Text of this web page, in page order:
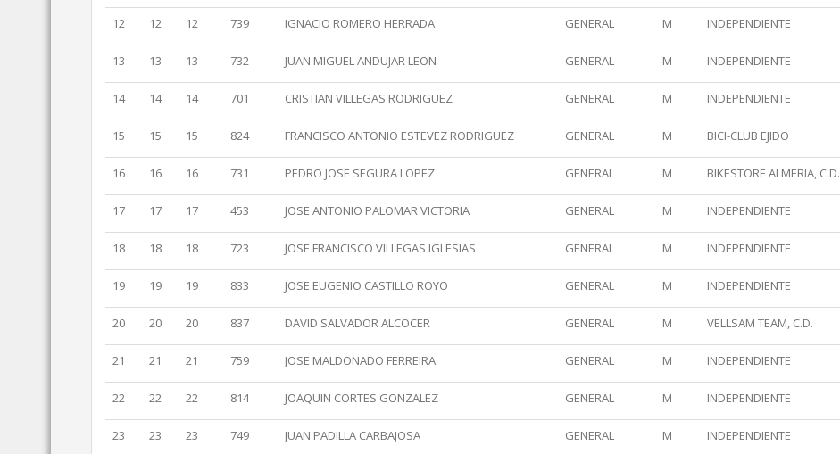
12 12 12 739 IGNACIO ROMERO HERRADA GENERAL M INDEPENDIENTE
13 13 13 732 JUAN MIGUEL ANDUJAR LEON GENERAL M INDEPENDIENTE
14 14 14 701 CRISTIAN VILLEGAS RODRIGUEZ GENERAL M INDEPENDIENTE
15 15 15 824 FRANCISCO ANTONIO ESTEVEZ RODRIGUEZ GENERAL M BICI-CLUB EJIDO
16 16 16 731 PEDRO JOSE SEGURA LOPEZ GENERAL M BIKESTORE ALMERIA, C.D.
17 17 17 453 JOSE ANTONIO PALOMAR VICTORIA GENERAL M INDEPENDIENTE
18 18 18 723 JOSE FRANCISCO VILLEGAS IGLESIAS GENERAL M INDEPENDIENTE
19 19 19 833 JOSE EUGENIO CASTILLO ROYO GENERAL M INDEPENDIENTE
20 20 20 837 DAVID SALVADOR ALCOCER GENERAL M VELLSAM TEAM, C.D.
21 21 21 759 JOSE MALDONADO FERREIRA GENERAL M INDEPENDIENTE
22 22 22 814 JOAQUIN CORTES GONZALEZ GENERAL M INDEPENDIENTE
23 23 23 749 JUAN PADILLA CARBAJOSA GENERAL M INDEPENDIENTE